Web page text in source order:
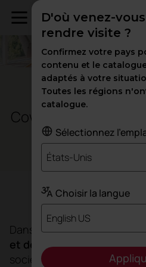
Barcelone -
Coworking Illacuna,
Dans le but d’élever le
et de rapprocher sa
société immobilière
D'où venez-
rendre visite ?
Confirmez votre pays
contenu et le
adaptés à votre
Toutes les régions
catalogue.
Sélectionnez
États-Unis
Choisir la langue
English US